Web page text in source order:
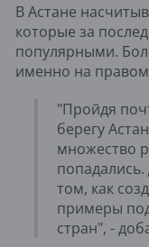
В Астане
которые за
популярными.
именно на
"Пройдя
берегу
множество
том, как
примеры
стран", -